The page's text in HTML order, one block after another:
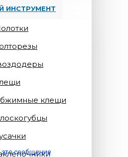
ИНСТРУМЕНТ
клещи
сообщение